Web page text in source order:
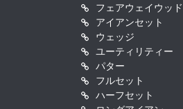
フェアウェイウッド
アイアンセット
ウェッジ
ユーティリティー
パター
フルセット
ハーフセット